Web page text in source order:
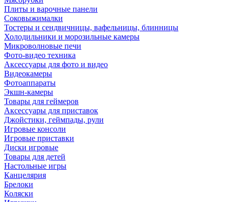
Плиты и варочные панели
Соковыжималки
Тостеры и сендвичницы, вафельницы, блинницы
Холодильники и морозильные камеры
Микроволновые печи
Фото-видео техника
Аксессуары для фото и видео
Видеокамеры
Фотоаппараты
Экшн-камеры
Товары для геймеров
Аксессуары для приставок
Джойстики, геймпады, рули
Игровые консоли
Игровые приставки
Диски игровые
Товары для детей
Настольные игры
Канцелярия
Брелоки
Коляски